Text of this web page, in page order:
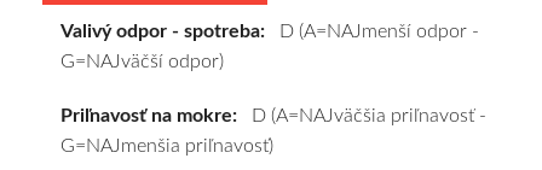
vášho
výberu
a
Valivý odpor - spotreba: D (A=NAJmenší odpor -
G=NAJväčší odpor)
Priľnavosť na mokre: D (A=NAJväčšia priľnavosť -
G=NAJmenšia priľnavosť)